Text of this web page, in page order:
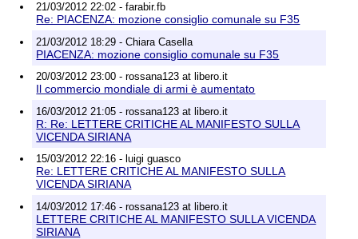
21/03/2012 22:02 - farabir.fb
Re: PIACENZA: mozione consiglio comunale su F35
21/03/2012 18:29 - Chiara Casella
PIACENZA: mozione consiglio comunale su F35
20/03/2012 23:00 - rossana123 at libero.it
Il commercio mondiale di armi è aumentato
16/03/2012 21:05 - rossana123 at libero.it
R: Re: LETTERE CRITICHE AL MANIFESTO SULLA
VICENDA SIRIANA
15/03/2012 22:16 - luigi guasco
Re: LETTERE CRITICHE AL MANIFESTO SULLA
VICENDA SIRIANA
14/03/2012 17:46 - rossana123 at libero.it
LETTERE CRITICHE AL MANIFESTO SULLA VICENDA
SIRIANA